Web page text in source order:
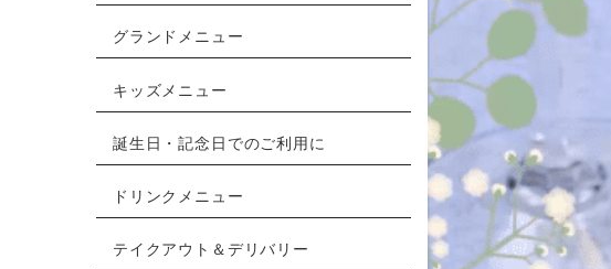
グランドメニュー
キッズメニュー
誕生日・記念日でのご利用に
ドリンクメニュー
テイクアウト＆デリバリー